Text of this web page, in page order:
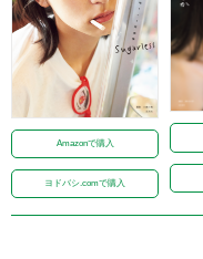
Amazonで購入
ヨドバシ.comで購入